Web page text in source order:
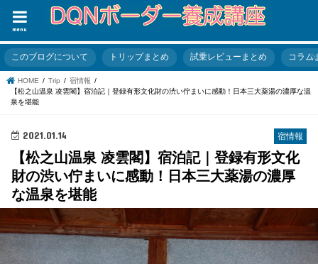
menu
このブログについて トリップまとめ 試乗レビューまとめ コラム
HOME Trip
宿情報
【松之山温泉 凌雲閣】宿泊記｜登録有形文化財の渋い佇まいに感動！日本三大薬湯の濃厚な温
泉を堪能
宿情報
2021.01.14
【松之山温泉 凌雲閣】宿泊記｜登録有形文化
財の渋い佇まいに感動！日本三大薬湯の濃厚
な温泉を堪能